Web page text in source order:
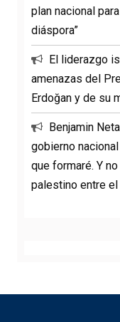
plan nacional
diáspora”
El liderazgo
amenazas del
Erdoğan y de su
Benjamin
gobierno
que formaré. Y
palestino entre el